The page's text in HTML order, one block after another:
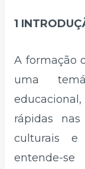
1
A formação
uma
rápidas nas
culturais e
entende-